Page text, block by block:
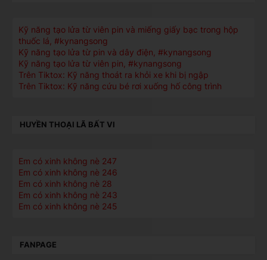
Kỹ năng tạo lửa từ viên pin và miếng giấy bạc trong hộp
thuốc lá, #kynangsong
Kỹ năng tạo lửa từ pin và dây điện, #kynangsong
Kỹ năng tạo lửa từ viên pin, #kynangsong
Trên Tiktox: Kỹ năng thoát ra khỏi xe khi bị ngập
Trên Tiktox: Kỹ năng cứu bé rơi xuống hố công trình
HUYỀN THOẠI LÃ BẤT VI
Em có xinh không nè 247
Em có xinh không nè 246
Em có xinh không nè 28
Em có xinh không nè 243
Em có xinh không nè 245
FANPAGE